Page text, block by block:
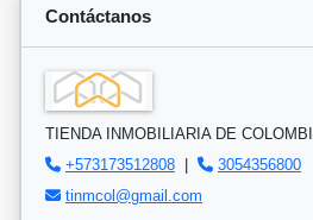
Contáctanos
TIENDA INMOBILIARIA DE
+573173512808 |
3054356800
tinmcol@gmail.com